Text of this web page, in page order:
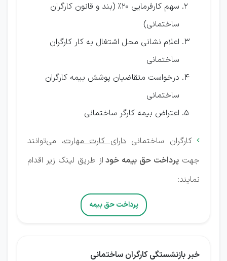
سهم کارفرمایی 20% (بند و قانون کارگران
ساختمانی)
اعلام نشانی محل اشتغال به کار کارگران
ساختمانی
درخواست متقاضیان پوشش بیمه کارگران
ساختمانی
اعتراض بیمه کارگر ساختمانی
 کارگران ساختمانیدارای کارت مهارت، می‌توانند
جهت پرداخت حق بیمه خود از طریق لینک زیر اقدام
نمایند:
پرداخت حق بیمه
خبر بازنشستگی کارگران ساختمانی